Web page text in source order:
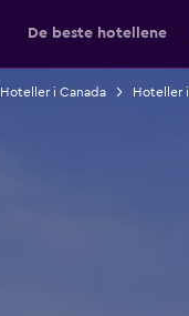
De beste hotellene
Hoteller i Canada Hoteller